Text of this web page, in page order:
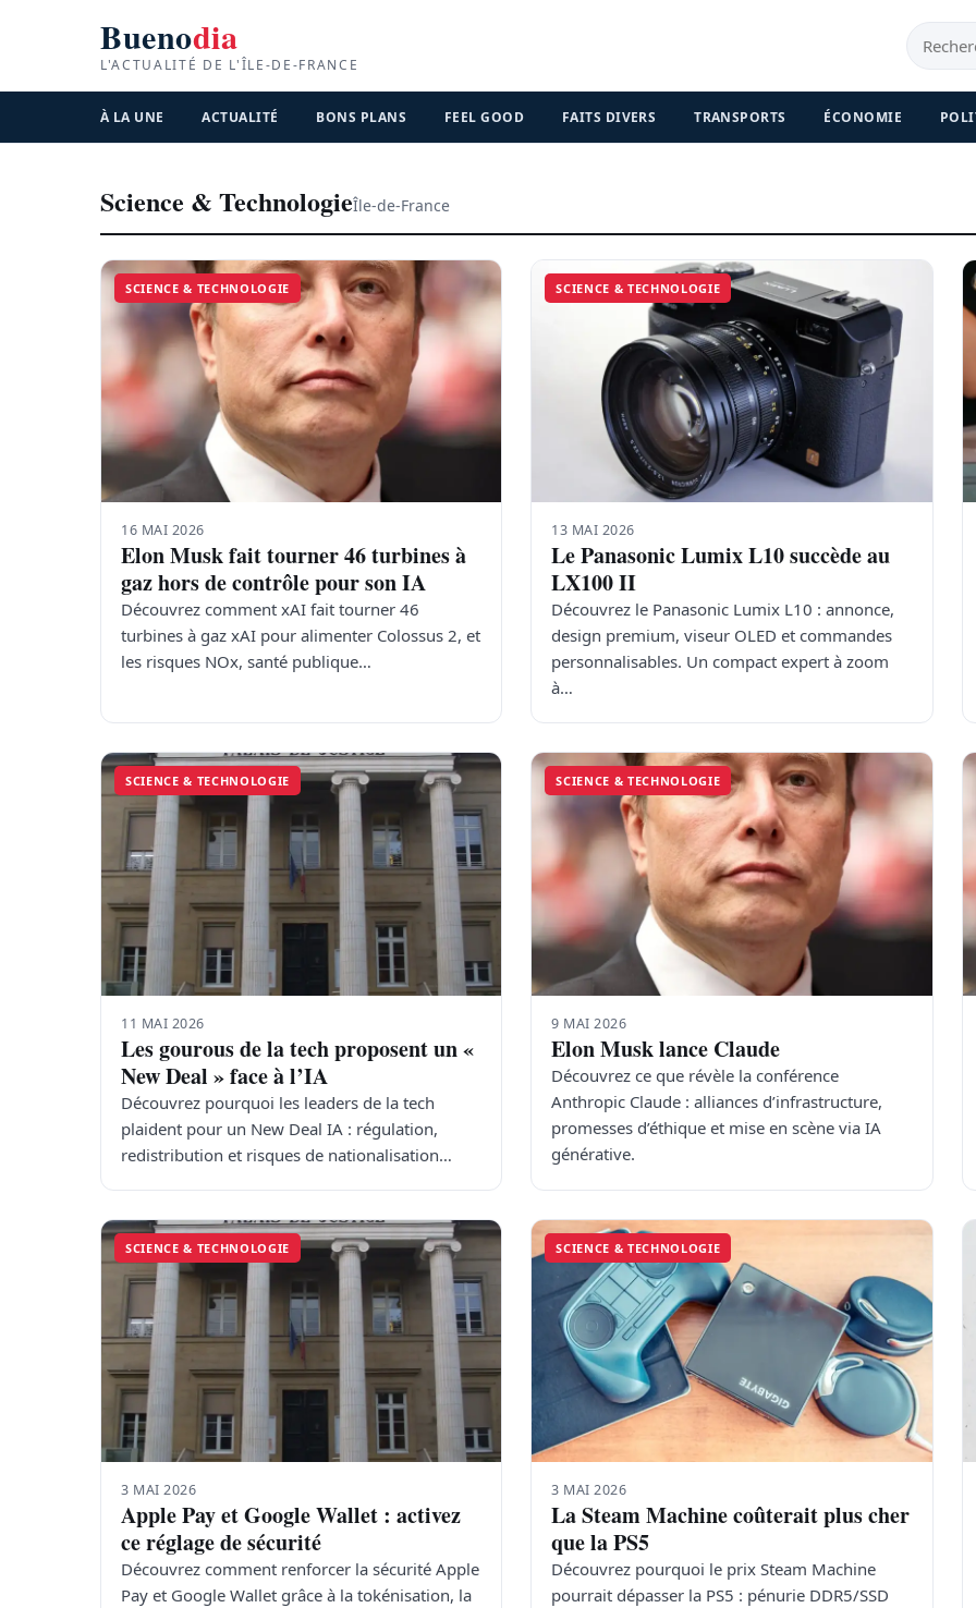
Buenodia
L'ACTUALITÉ DE L'ÎLE-DE-FRANCE
À LA UNE ACTUALITÉ BONS PLANS FEEL GOOD FAITS DIVERS TRANSPORTS ÉCONOMIE
Science & TechnologieÎle-de-France
SCIENCE & TECHNOLOGIE
16 MAI 2026
Elon Musk fait tourner 46 turbines à
gaz hors de contrôle pour son IA
Découvrez comment xAI fait tourner 46
turbines à gaz xAI pour alimenter Colossus 2, et
les risques NOx, santé publique…
SCIENCE & TECHNOLOGIE
13 MAI 2026
Le Panasonic Lumix L10 succède au
LX100 II
Découvrez le Panasonic Lumix L10 : annonce,
design premium, viseur OLED et commandes
personnalisables. Un compact expert à zoom
à…
SCIENCE & TECHNOLOGIE
11 MAI 2026
Les gourous de la tech proposent un «
New Deal » face à l’IA
Découvrez pourquoi les leaders de la tech
plaident pour un New Deal IA : régulation,
redistribution et risques de nationalisation…
SCIENCE & TECHNOLOGIE
9 MAI 2026
Elon Musk lance Claude
Découvrez ce que révèle la conférence
Anthropic Claude : alliances d’infrastructure,
promesses d’éthique et mise en scène via IA
générative.
SCIENCE & TECHNOLOGIE
3 MAI 2026
Apple Pay et Google Wallet : activez
ce réglage de sécurité
Découvrez comment renforcer la sécurité Apple
Pay et Google Wallet grâce à la tokénisation, la
SCIENCE & TECHNOLOGIE
3 MAI 2026
La Steam Machine coûterait plus cher
que la PS5
Découvrez pourquoi le prix Steam Machine
pourrait dépasser la PS5 : pénurie DDR5/SSD